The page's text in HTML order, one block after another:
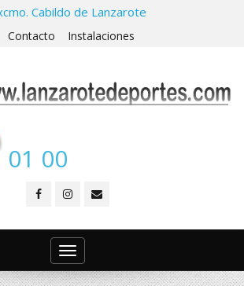
Cabildo de Lanzarote
Contacto Instalaciones
01 00
Toggle
navigation